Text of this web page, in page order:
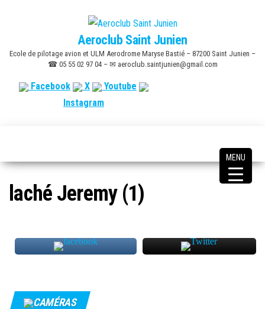
content
Aeroclub Saint Junien
Ecole de pilotage avion et ULM Aerodrome Maryse Bastié – 87200 Saint Junien –
☎ 05 55 02 97 04 – ✉ aeroclub.saintjunien@gmail.com
Facebook X
Youtube
Instagram
laché Jeremy (1)
CAMÉRAS
MENU